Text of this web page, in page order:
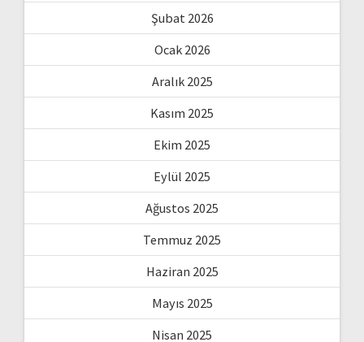
Şubat 2026
Ocak 2026
Aralık 2025
Kasım 2025
Ekim 2025
Eylül 2025
Ağustos 2025
Temmuz 2025
Haziran 2025
Mayıs 2025
Nisan 2025